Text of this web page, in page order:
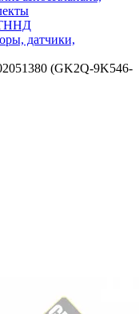
датчики,
(GK2Q-9K546-